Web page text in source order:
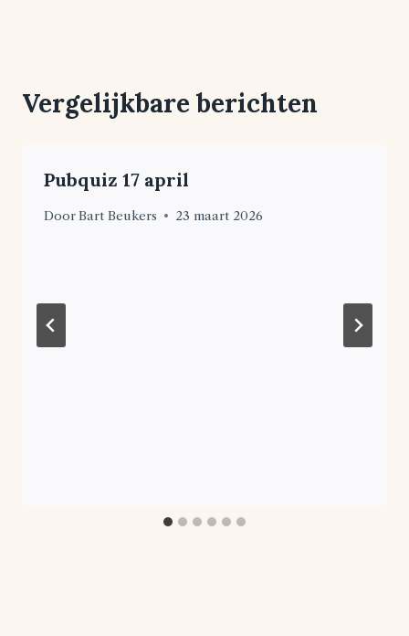
Vergelijkbare berichten
Pubquiz 17 april
DoorBart Beukers 23 maart 2026